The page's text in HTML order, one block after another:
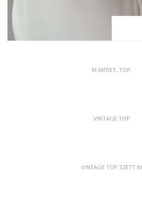
M MÉRET, TOP,
VINTAGE TOP
VINTAGE TOP SZETT M